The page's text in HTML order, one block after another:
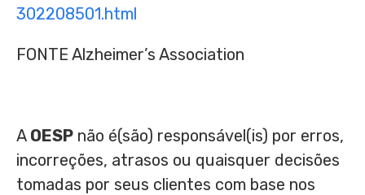
302208501.html
FONTE Alzheimer’s Association
A OESP não é(são) responsável(is) por erros,
incorreções, atrasos ou quaisquer decisões
tomadas por seus clientes com base nos